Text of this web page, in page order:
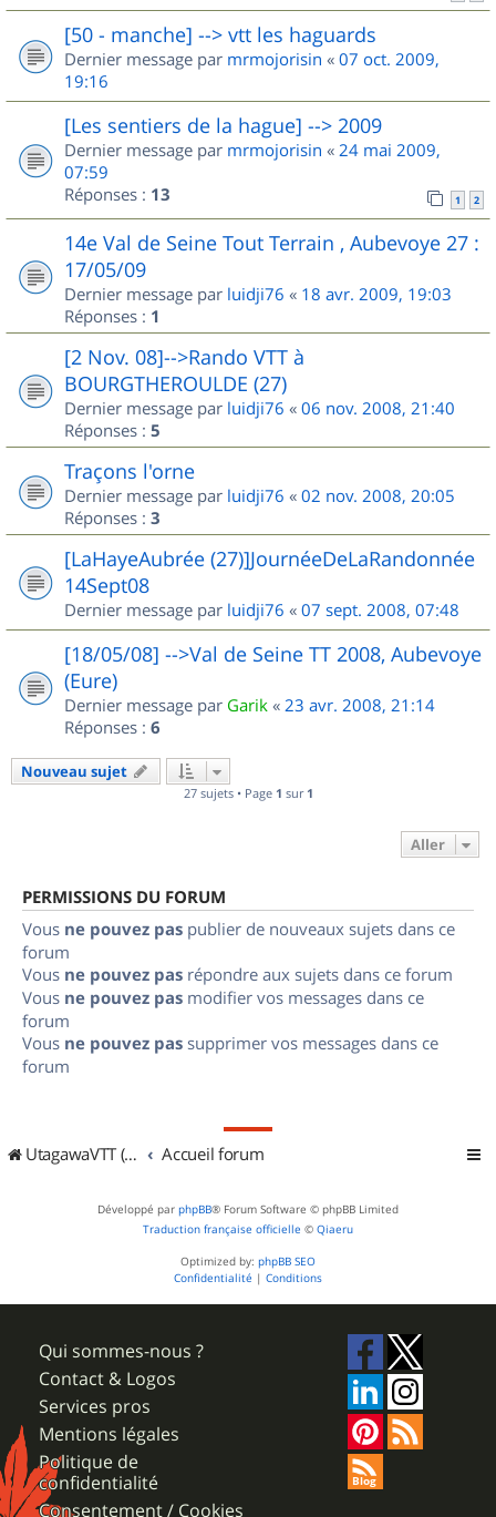
[50 - manche] --> vtt les haguards
Dernier message par mrmojorisin « 07 oct. 2009,
19:16
[Les sentiers de la hague] --> 2009
Dernier message par mrmojorisin « 24 mai 2009,
07:59
Réponses : 13 1 2
14e Val de Seine Tout Terrain , Aubevoye 27 :
17/05/09
Dernier message par luidji76 « 18 avr. 2009, 19:03
Réponses : 1
[2 Nov. 08]-->Rando VTT à
BOURGTHEROULDE (27)
Dernier message par luidji76 « 06 nov. 2008, 21:40
Réponses : 5
Traçons l'orne
Dernier message par luidji76 « 02 nov. 2008, 20:05
Réponses : 3
[LaHayeAubrée (27)]JournéeDeLaRandonnée
14Sept08
Dernier message par luidji76 « 07 sept. 2008, 07:48
[18/05/08] -->Val de Seine TT 2008, Aubevoye
(Eure)
Dernier message par Garik « 23 avr. 2008, 21:14
Réponses : 6
Nouveau sujet
27 sujets • Page 1 sur 1
Aller
PERMISSIONS DU FORUM
Vous ne pouvez pas publier de nouveaux sujets dans ce
forum
Vous ne pouvez pas répondre aux sujets dans ce forum
Vous ne pouvez pas modifier vos messages dans ce
forum
Vous ne pouvez pas supprimer vos messages dans ce
forum
UtagawaVTT (Randos VTT et VTTAE avec traces GPS) Accueil forum
Développé par phpBB® Forum Software © phpBB Limited
Traduction française officielle © Qiaeru
Optimized by: phpBB SEO
Confidentialité | Conditions
Qui sommes-nous ?
Contact & Logos
Services pros
Mentions légales
Politique de
confidentialité
Consentement / Cookies